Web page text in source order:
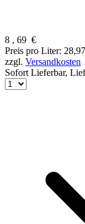
8 , 69 €
Preis pro Liter:
zzgl. Versandkosten
Sofort Lieferbar,